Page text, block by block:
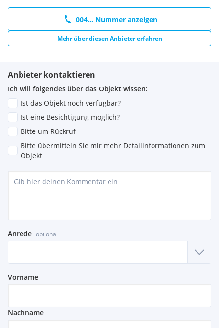
004... Nummer anzeigen
Mehr über diesen Anbieter erfahren
Anbieter kontaktieren
Ich will folgendes über das Objekt wissen:
Ist das Objekt noch verfügbar?
Ist eine Besichtigung möglich?
Bitte um Rückruf
Bitte übermitteln Sie mir mehr Detailinformationen zum
Objekt
Anrede optional
Vorname
Nachname